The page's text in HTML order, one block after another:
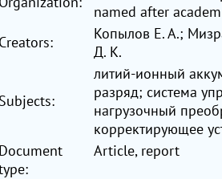
named after
Creators:
Копылов Е. А.;
Д. К.
Subjects:
литий-ионный
разряд; система
нагрузочный
корректирующее
Document
Article, report